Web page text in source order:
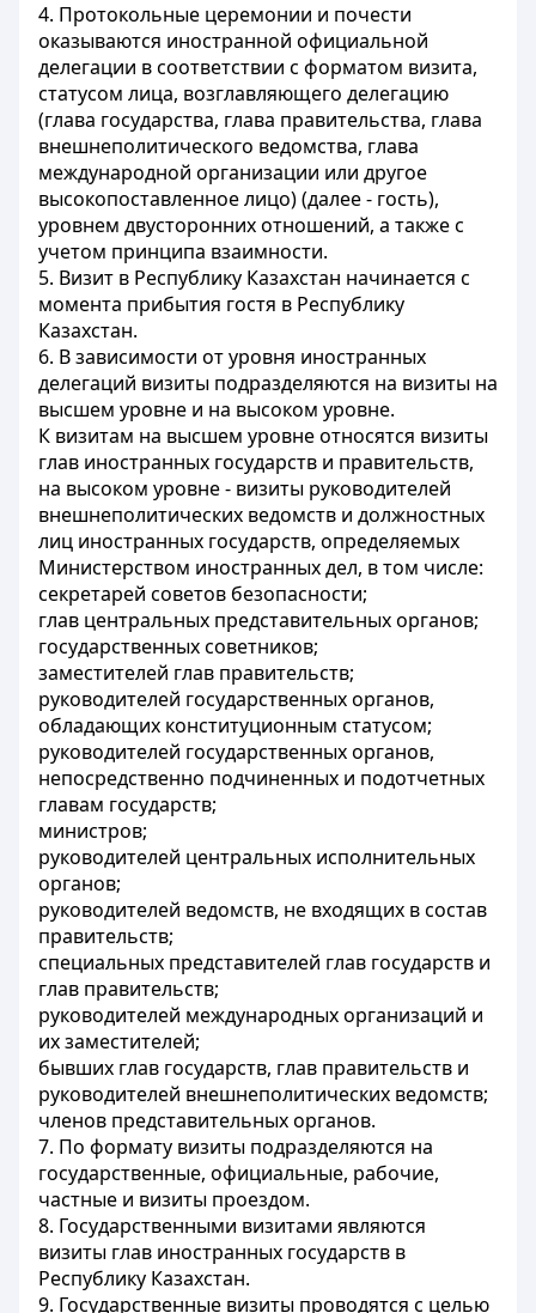
4. Протокольные церемонии и почести
оказываются иностранной официальной
делегации в соответствии с форматом визита,
статусом лица, возглавляющего делегацию
(глава государства, глава правительства, глава
внешнеполитического ведомства, глава
международной организации или другое
высокопоставленное лицо) (далее - гость),
уровнем двусторонних отношений, а также с
учетом принципа взаимности.
5. Визит в Республику Казахстан начинается с
момента прибытия гостя в Республику
Казахстан.
6. В зависимости от уровня иностранных
делегаций визиты подразделяются на визиты на
высшем уровне и на высоком уровне.
К визитам на высшем уровне относятся визиты
глав иностранных государств и правительств,
на высоком уровне - визиты руководителей
внешнеполитических ведомств и должностных
лиц иностранных государств, определяемых
Министерством иностранных дел, в том числе:
секретарей советов безопасности;
глав центральных представительных органов;
государственных советников;
заместителей глав правительств;
руководителей государственных органов,
обладающих конституционным статусом;
руководителей государственных органов,
непосредственно подчиненных и подотчетных
главам государств;
министров;
руководителей центральных исполнительных
органов;
руководителей ведомств, не входящих в состав
правительств;
специальных представителей глав государств и
глав правительств;
руководителей международных организаций и
их заместителей;
бывших глав государств, глав правительств и
руководителей внешнеполитических ведомств;
членов представительных органов.
7. По формату визиты подразделяются на
государственные, официальные, рабочие,
частные и визиты проездом.
8. Государственными визитами являются
визиты глав иностранных государств в
Республику Казахстан.
9. Государственные визиты проводятся с целью